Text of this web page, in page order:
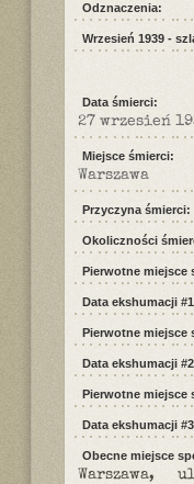
Odznaczenia:
Wrzesień 1939 -
Data śmierci:
27 wrzesień
Miejsce śmierci:
Warszawa
Przyczyna śmierci:
Okoliczności
Pierwotne miejsce
Data ekshumacji
Pierwotne miejsce
Data ekshumacji
Pierwotne miejsce
Data ekshumacji
Obecne miejsce
Warszawa,